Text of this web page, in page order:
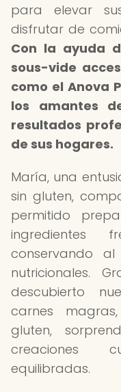
para elevar
disfrutar de
Con la ayuda
sous-vide
como el Anova
los amantes
resultados
de sus hogares.
María, una
sin gluten,
permitido
ingredientes
conservando
nutricionales.
descubierto
carnes
gluten,
creaciones
equilibradas.